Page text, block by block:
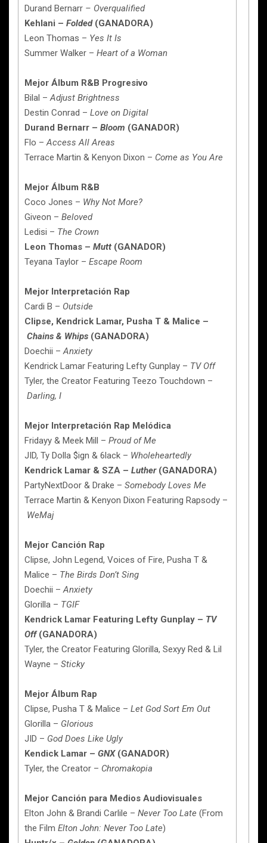
Durand Bernarr – Overqualified
Kehlani – Folded(GANADORA)
Leon Thomas – Yes It Is
Summer Walker – Heart of a Woman
Mejor Álbum R&B Progresivo
Bilal –Adjust Brightness
Destin Conrad – Love on Digital
Durand Bernarr – Bloom (GANADOR)
Flo –Access All Areas
Terrace Martin & Kenyon Dixon – Come as You Are
Mejor Álbum R&B
Coco Jones – Why Not More?
Giveon – Beloved
Ledisi – The Crown
Leon Thomas – Mutt (GANADOR)
Teyana Taylor – Escape Room
Mejor Interpretación Rap
Cardi B – Outside
Clipse, Kendrick Lamar, Pusha T & Malice –
Chains & Whips (GANADORA)
Doechii –Anxiety
Kendrick Lamar Featuring Lefty Gunplay – TV Off
Tyler, the Creator Featuring Teezo Touchdown –
Darling, I
Mejor Interpretación Rap Melódica
Fridayy & Meek Mill – Proud of Me
JID, Ty Dolla $ign & 6lack – Wholeheartedly
Kendrick Lamar & SZA – Luther (GANADORA)
PartyNextDoor & Drake – Somebody Loves Me
Terrace Martin & Kenyon Dixon Featuring Rapsody –
WeMaj
Mejor Canción Rap
Clipse, John Legend, Voices of Fire, Pusha T &
Malice – The Birds Don’t Sing
Doechii – Anxiety
Glorilla – TGIF
Kendrick Lamar Featuring Lefty Gunplay – TV
Off(GANADORA)
Tyler, the Creator Featuring Glorilla, Sexyy Red & Lil
Wayne – Sticky
Mejor Álbum Rap
Clipse, Pusha T & Malice – Let God Sort Em Out
Glorilla – Glorious
JID – God Does Like Ugly
Kendick Lamar – GNX(GANADOR)
Tyler, the Creator – Chromakopia
Mejor Canción para Medios Audiovisuales
Elton John & Brandi Carlile – Never Too Late (From
the Film Elton John: Never Too Late)